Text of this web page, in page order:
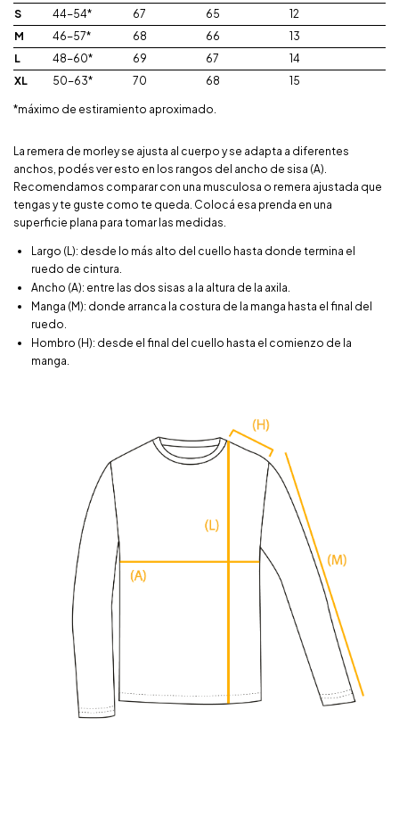
S
44-54* 67 65
12
M
46-57* 68 66
13
L
48-60* 69 67
14
XL
50-63* 70 68 15
*máximo de estiramiento aproximado.
La remera de morley se ajusta al cuerpo y se adapta a diferentes
anchos, podés ver esto en los rangos del ancho de sisa (A).
Recomendamos comparar con una musculosa o remera ajustada que
tengas y te guste como te queda. Colocá esa prenda en una
superficie plana para tomar las medidas.
Largo (L): desde lo más alto del cuello hasta donde termina el
ruedo de cintura.
Ancho (A): entre las dos sisas a la altura de la axila.
Manga (M): donde arranca la costura de la manga hasta el final del
ruedo.
Hombro (H): desde el final del cuello hasta el comienzo de la
manga.